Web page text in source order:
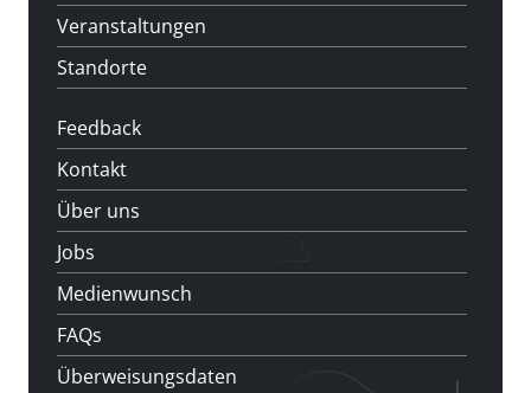
Veranstaltungen
Standorte
Feedback
Kontakt
Über uns
Jobs
Medienwunsch
FAQs
Überweisungsdaten